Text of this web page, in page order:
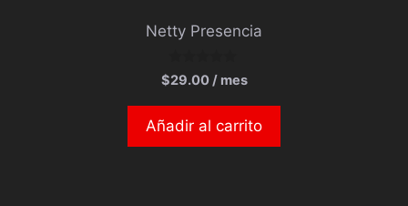
Netty Presencia
0
d
$29.00/ mes
Añadir al carrito